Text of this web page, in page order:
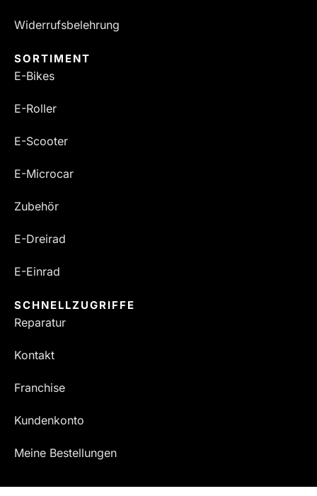
Widerrufsbelehrung
SORTIMENT
E-Bikes
E-Roller
E-Scooter
E-Microcar
Zubehör
E-Dreirad
E-Einrad
SCHNELLZUGRIFFE
Reparatur
Kontakt
Franchise
Kundenkonto
Meine Bestellungen